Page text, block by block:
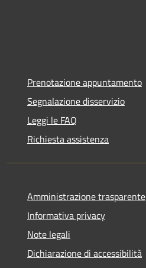
Prenotazione appuntamento
Segnalazione disservizio
Leggi le FAQ
Richiesta assistenza
Amministrazione trasparente
Informativa privacy
Note legali
Dichiarazione di accessibilità